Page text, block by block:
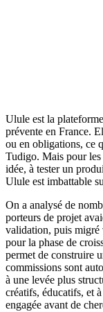
Ulule est la
prévente en France.
ou en obligations, ce
Tudigo. Mais pour
idée, à tester un
Ulule est imbattable
On a analysé de
porteurs de projet
validation, puis migré
pour la phase de
permet de construire
commissions sont
à une levée plus
créatifs, éducatifs, et
engagée avant de